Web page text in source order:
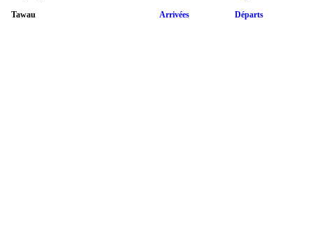
Tawau Arrivées Départs